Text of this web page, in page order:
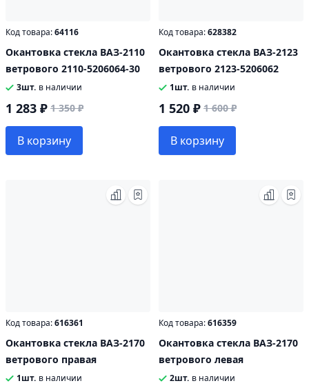
Код товара:64116
Окантовка стекла ВАЗ-2110
ветрового 2110-5206064-30
3шт. в наличии
1 283 ₽ 1 350 ₽
В корзину
Код товара:628382
Окантовка стекла ВАЗ-2123
ветрового 2123-5206062
1шт. в наличии
1 520 ₽ 1 600 ₽
В корзину
Код товара:616361
Окантовка стекла ВАЗ-2170
ветрового правая
1шт. в наличии
Код товара:616359
Окантовка стекла ВАЗ-2170
ветрового левая
2шт. в наличии